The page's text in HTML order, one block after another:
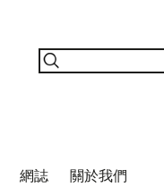
網誌
關於我們